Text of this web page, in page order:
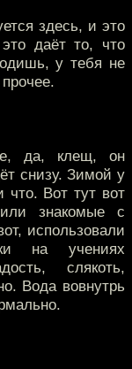
здесь, и это
даёт то, что
у тебя не
да, клещ, он
снизу. Зимой у
что. Вот тут вот
знакомые с
использовали
на учениях
слякоть,
Вода вовнутрь